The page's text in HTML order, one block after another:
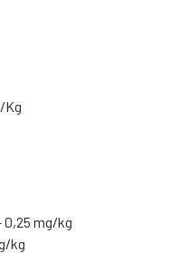
Kg
0,25 mg/kg
kg